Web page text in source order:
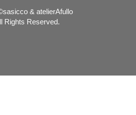
& atelierAfullo
Rights Reserved.